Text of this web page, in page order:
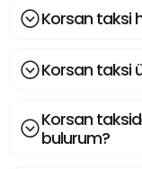
Korsan taksi
Korsan taksi
Korsan
bulurum?